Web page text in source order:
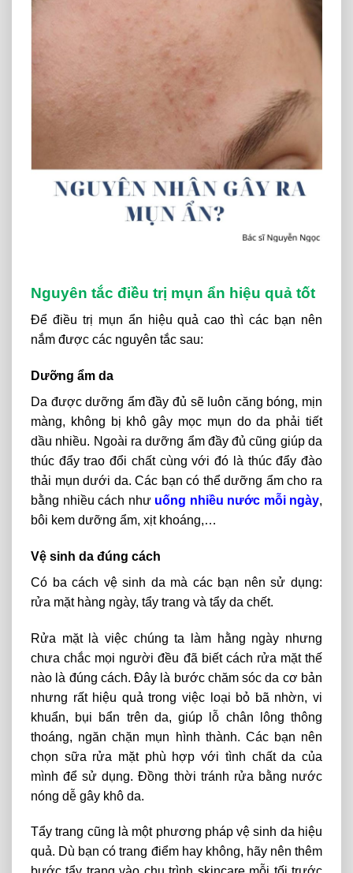
Nguyên tắc điều trị mụn ẩn hiệu quả tốt
Để điều trị mụn ẩn hiệu quả cao thì các bạn nên
nắm được các nguyên tắc sau:
Dưỡng ẩm da
Da được dưỡng ẩm đầy đủ sẽ luôn căng bóng, mịn
màng, không bị khô gây mọc mụn do da phải tiết
dầu nhiều. Ngoài ra dưỡng ẩm đầy đủ cũng giúp da
thúc đẩy trao đổi chất cùng với đó là thúc đẩy đào
thải mụn dưới da. Các bạn có thể dưỡng ẩm cho ra
bằng nhiều cách như uống nhiều nước mỗi ngày,
bôi kem dưỡng ẩm, xịt khoáng,…
Vệ sinh da đúng cách
Có ba cách vệ sinh da mà các bạn nên sử dụng:
rửa mặt hàng ngày, tẩy trang và tẩy da chết.
Rửa mặt là việc chúng ta làm hằng ngày nhưng
chưa chắc mọi người đều đã biết cách rửa mặt thế
nào là đúng cách. Đây là bước chăm sóc da cơ bản
nhưng rất hiệu quả trong việc loại bỏ bã nhờn, vi
khuẩn, bụi bẩn trên da, giúp lỗ chân lông thông
thoáng, ngăn chặn mụn hình thành. Các bạn nên
chọn sữa rửa mặt phù hợp với tình chất da của
mình để sử dụng. Đồng thời tránh rửa bằng nước
nóng dễ gây khô da.
Tẩy trang cũng là một phương pháp vệ sinh da hiệu
quả. Dù bạn có trang điểm hay không, hãy nên thêm